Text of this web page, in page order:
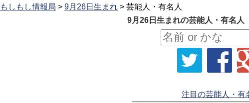
もしもし情報局 > 9月26日生まれ > 芸能人・有名人
9月26日生まれの芸能人・有名人
注目の芸能人・有